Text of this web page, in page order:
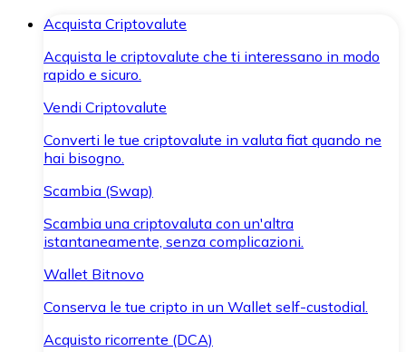
Acquista Criptovalute
Acquista le criptovalute che ti interessano in modo
rapido e sicuro.
Vendi Criptovalute
Converti le tue criptovalute in valuta fiat quando ne
hai bisogno.
Scambia (Swap)
Scambia una criptovaluta con un'altra
istantaneamente, senza complicazioni.
Wallet Bitnovo
Conserva le tue cripto in un Wallet self-custodial.
Acquisto ricorrente (DCA)